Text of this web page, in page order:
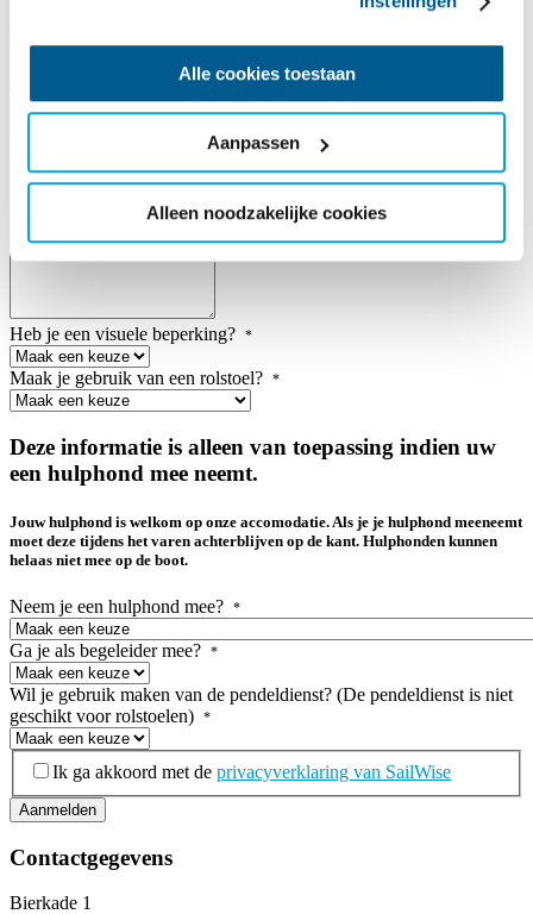
Alle cookies toestaan
Aanpassen
Alleen noodzakelijke cookies
Heb je dieetwensen? *
Geef hier aan wat je dieetwensen zijn (indien van toepassing):
Heb je een visuele beperking? *
Maak je gebruik van een rolstoel? *
Deze informatie is alleen van toepassing indien uw
een hulphond mee neemt.
Jouw hulphond is welkom op onze accomodatie. Als je je hulphond meeneemt
moet deze tijdens het varen achterblijven op de kant. Hulphonden kunnen
helaas niet mee op de boot.
Neem je een hulphond mee? *
Ga je als begeleider mee? *
Wil je gebruik maken van de pendeldienst? (De pendeldienst is niet
geschikt voor rolstoelen) *
Privacyverklaring*
Ik ga akkoord met de privacyverklaring van SailWise
Aanmelden
Contactgegevens
Bierkade 1